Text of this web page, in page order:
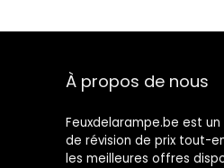
IP54, panneau
chambre/salle
bain/couloir/cui
sine
À propos de nous
Feuxdelarampe.be est
de révision de prix tout-
les meilleures offres